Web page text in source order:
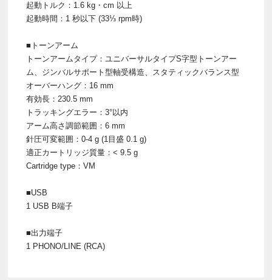
起動トルク：1.6 kg・cm 以上
起動時間：1 秒以下 (33⅓ rpm時)
■トーンアーム
トーンアームタイプ：ユニバーサルタイプS字型トーンアー
ム、ジンバルサポート型軸受構造、スタティックバランス型
オーバーハング：16 mm
有効長：230.5 mm
トラッキングエラー：3°以内
アーム高さ調節範囲：6 mm
針圧可変範囲：0-4 g (1目盛 0.1 g)
適正カートリッジ質量：< 9.5 g
Cartridge type：VM
■USB
1 USB B端子
■出力端子
1 PHONO/LINE (RCA)